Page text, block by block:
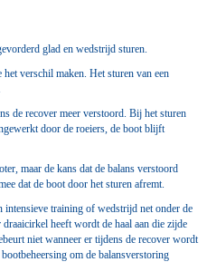
glad en wedstrijd sturen.
verschil maken. Het sturen van een
de recover meer verstoord. Bij het sturen
door de roeiers, de boot blijft
maar de kans dat de balans verstoord
dat de boot door het sturen afremt.
training of wedstrijd net onder de
heeft wordt de haal aan die zijde
niet wanneer er tijdens de recover wordt
om de balansverstoring